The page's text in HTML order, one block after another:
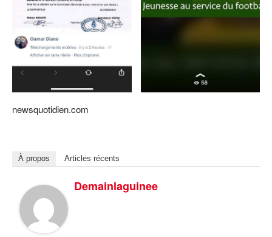
newsquotidien.com
À propos Articles récents
Demainlaguinee